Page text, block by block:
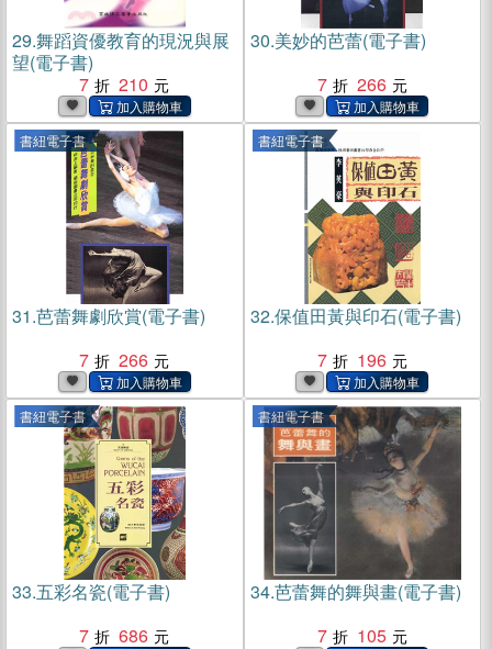
29.舞蹈資優教育的現況與展
望(電子書)
7
210
30.美妙的芭蕾(電子書)
7
266
書紐電子書
31.芭蕾舞劇欣賞(電子書)
7
266
書紐電子書
32.保值田黃與印石(電子書)
7
196
書紐電子書
33.五彩名瓷(電子書)
7
686
書紐電子書
34.芭蕾舞的舞與畫(電子書)
7
105